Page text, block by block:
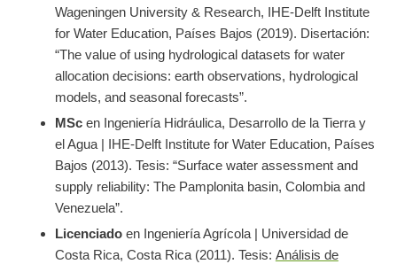
Wageningen University & Research, IHE-Delft Institute
for Water Education, Países Bajos (2019). Disertación:
“The value of using hydrological datasets for water
allocation decisions: earth observations, hydrological
models, and seasonal forecasts”.
MScen Ingeniería Hidráulica, Desarrollo de la Tierra y
el Agua | IHE-Delft Institute for Water Education, Países
Bajos (2013). Tesis: “Surface water assessment and
supply reliability: The Pamplonita basin, Colombia and
Venezuela”.
Licenciadoen Ingeniería Agrícola | Universidad de
Costa Rica, Costa Rica (2011). Tesis: Análisis de